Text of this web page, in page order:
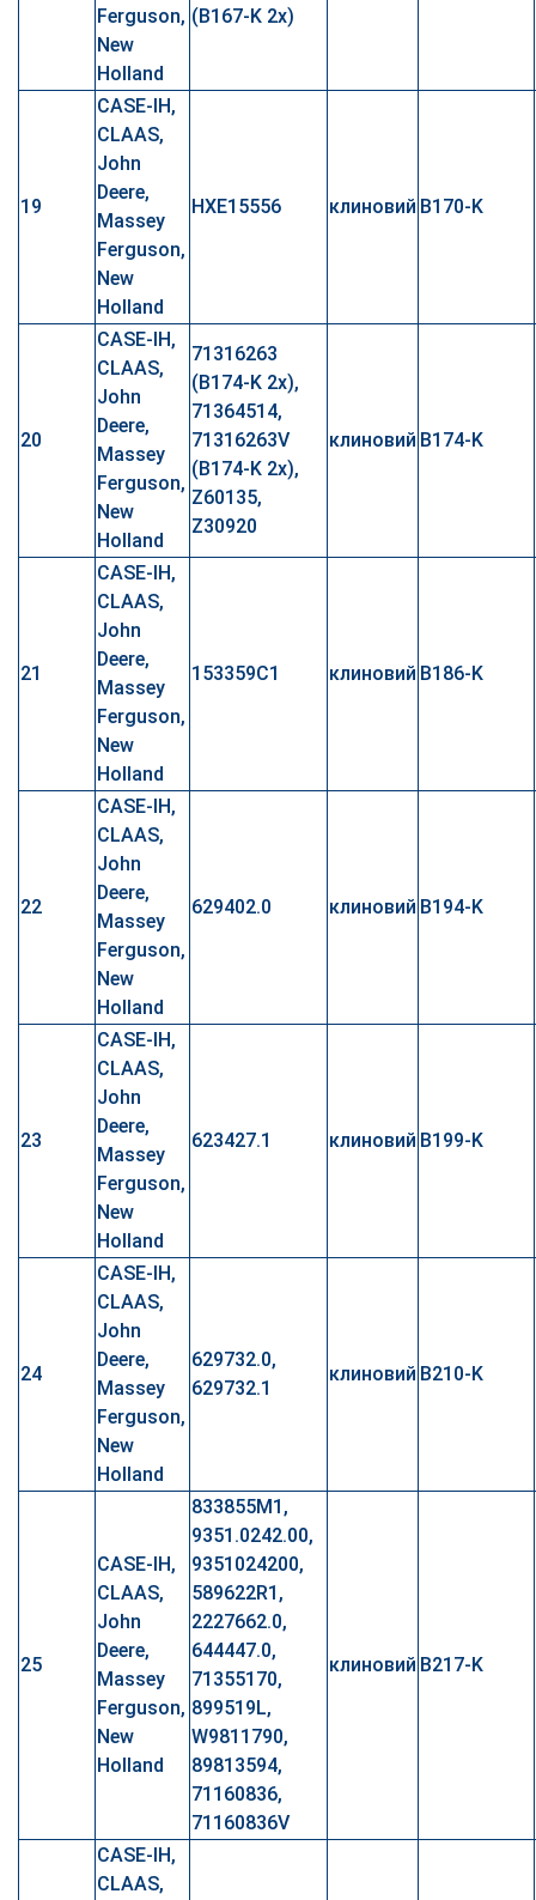
Ferguson,
New
Holland
(B167-K 2x)
19
CASE-IH,
CLAAS,
John
Deere,
Massey
Ferguson,
New
Holland
HXE15556 клиновий B170-K
20
CASE-IH,
CLAAS,
John
Deere,
Massey
Ferguson,
New
Holland
71316263
(B174-K 2x),
71364514,
71316263V
(B174-K 2x),
Z60135,
Z30920
клиновий B174-K
21
CASE-IH,
CLAAS,
John
Deere,
Massey
Ferguson,
New
Holland
153359C1 клиновий B186-K
22
CASE-IH,
CLAAS,
John
Deere,
Massey
Ferguson,
New
Holland
629402.0 клиновий B194-K
23
CASE-IH,
CLAAS,
John
Deere,
Massey
Ferguson,
New
Holland
623427.1 клиновий B199-K
24
CASE-IH,
CLAAS,
John
Deere,
Massey
Ferguson,
New
Holland
629732.0,
629732.1
клиновий B210-K
25
CASE-IH,
CLAAS,
John
Deere,
Massey
Ferguson,
New
Holland
833855M1,
9351.0242.00,
9351024200,
589622R1,
2227662.0,
644447.0,
71355170,
899519L,
W9811790,
89813594,
71160836,
71160836V
клиновий B217-K
CASE-IH,
CLAAS,